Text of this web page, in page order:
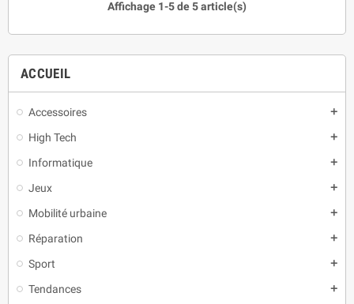
ACCUEIL
Accessoires add
High Tech add
Informatique add
Jeux add
Mobilité urbaine add
Réparation add
Sport add
Tendances add
Affichage 1-5 de 5 article(s)